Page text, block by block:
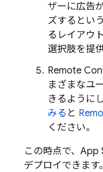
ザーに広告
ズするとい
るレイアウ
選択肢を提
Remote
まざまなユ
きるようにし
みる と
ください。
この時点で、App
デプロイできま